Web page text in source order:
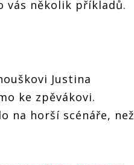
vás několik příkladů.
Justina
ke zpěvákovi.
na horší scénáře, než